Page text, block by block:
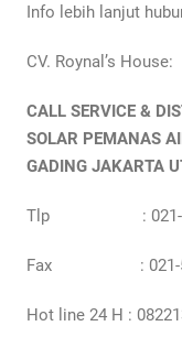
Info lebih lanjut
CV. Roynal’s House:
CALL SERVICE &
SOLAR PEMANAS
GADING JAKARTA
Tlp : 021-
Fax : 021-
Hot line 24 H :